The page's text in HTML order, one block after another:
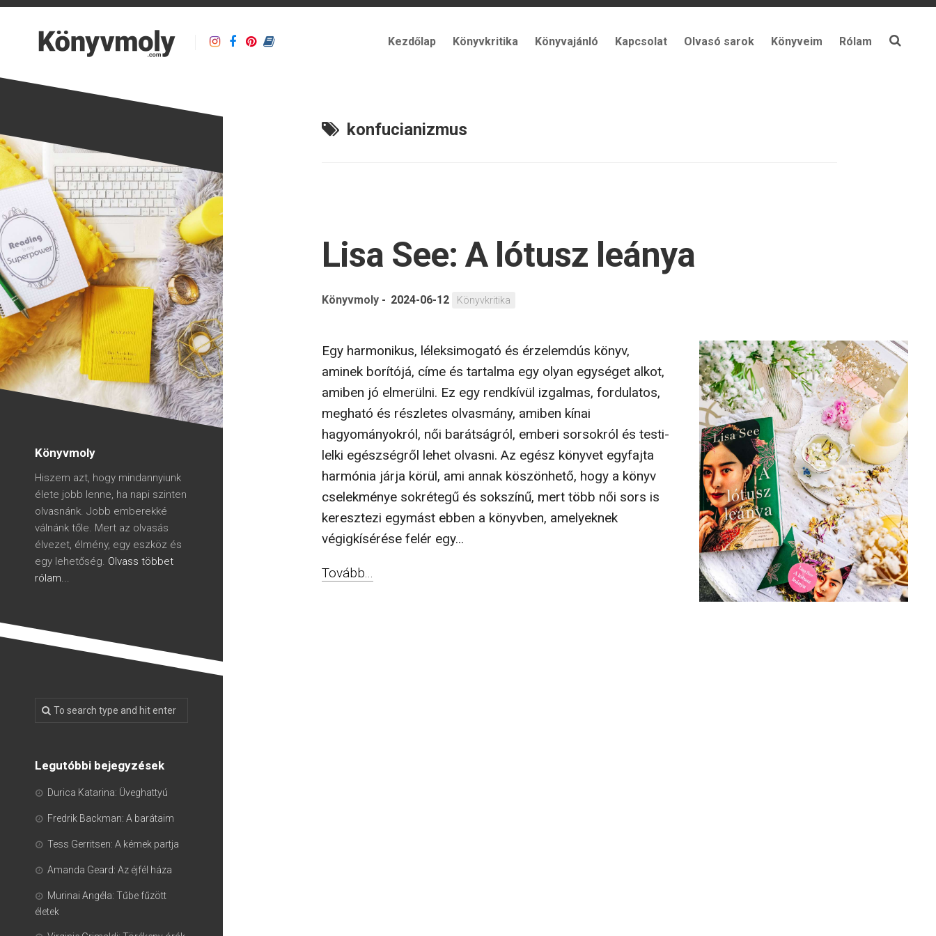
Kezdőlap Könyvkritika Könyvajánló Kapcsolat Olvasó sarok Könyveim Rólam
konfucianizmus
Lisa See: A lótusz leánya
Könyvmoly - 2024-06-12 Könyvkritika
Egy harmonikus, léleksimogató és érzelemdús könyv,
aminek borítójá, címe és tartalma egy olyan egységet alkot,
amiben jó elmerülni. Ez egy rendkívül izgalmas, fordulatos,
megható és részletes olvasmány, amiben kínai
hagyományokról, női barátságról, emberi sorsokról és testi-
lelki egészségről lehet olvasni. Az egész könyvet egyfajta
harmónia járja körül, ami annak köszönhető, hogy a könyv
cselekménye sokrétegű és sokszínű, mert több női sors is
keresztezi egymást ebben a könyvben, amelyeknek
végigkísérése felér egy...
Tovább...
Könyvmoly
Hiszem azt, hogy mindannyiunk
élete jobb lenne, ha napi szinten
olvasnánk. Jobb emberekké
válnánk tőle. Mert az olvasás
élvezet, élmény, egy eszköz és
egy lehetőség. Olvass többet
rólam...
Legutóbbi bejegyzések
Durica Katarina: Üveghattyú
Fredrik Backman: A barátaim
Tess Gerritsen: A kémek partja
Amanda Geard: Az éjfél háza
Murinai Angéla: Tűbe fűzött
életek